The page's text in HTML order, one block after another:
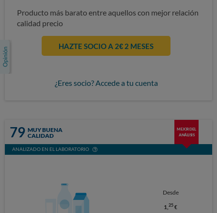
Producto más barato entre aquellos con mejor relación
calidad precio
HAZTE SOCIO A 2€ 2 MESES
¿Eres socio? Accede a tu cuenta
79 MUY BUENA
CALIDAD
MEJOR DEL
ANÁLISIS
ANALIZADO EN EL LABORATORIO
Desde
1,25 €